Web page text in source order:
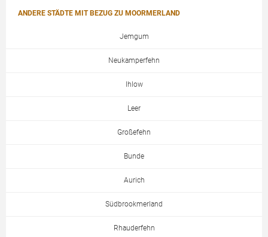
ANDERE STÄDTE MIT BEZUG ZU MOORMERLAND
Jemgum
Neukamperfehn
Ihlow
Leer
Großefehn
Bunde
Aurich
Südbrookmerland
Rhauderfehn